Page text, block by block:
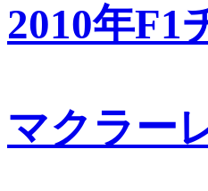
2010年F1
マクラー